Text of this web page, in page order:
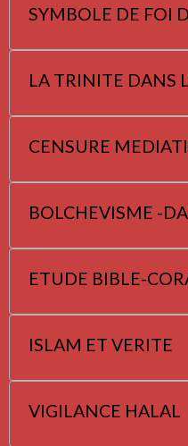
SYMBOLE DE FOI
LA TRINITE DANS
CENSURE
BOLCHEVISME -
ETUDE BIBLE-
ISLAM ET VERITE
VIGILANCE HALAL